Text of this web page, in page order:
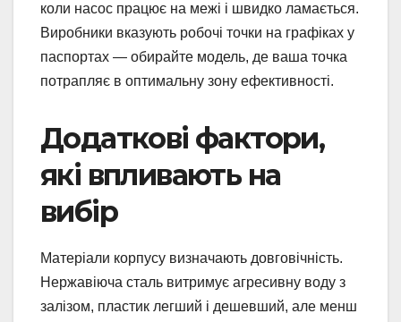
коли насос працює на межі і швидко ламається.
Виробники вказують робочі точки на графіках у
паспортах — обирайте модель, де ваша точка
потрапляє в оптимальну зону ефективності.
Додаткові фактори,
які впливають на
вибір
Матеріали корпусу визначають довговічність.
Нержавіюча сталь витримує агресивну воду з
залізом, пластик легший і дешевший, але менш